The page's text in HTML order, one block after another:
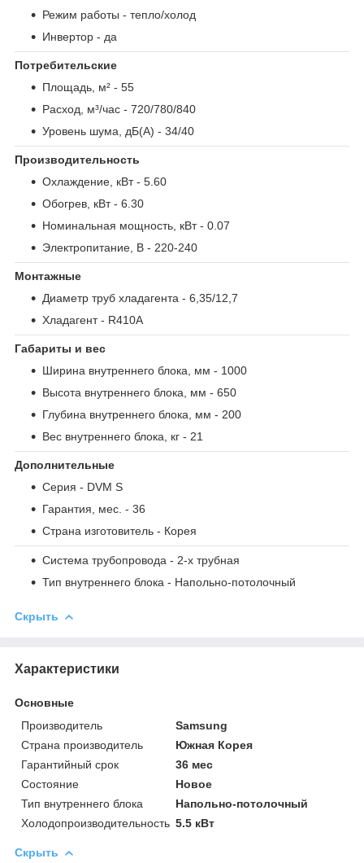
Режим работы - тепло/холод
Инвертор - да
Потребительские
Площадь, м² - 55
Расход, м³/час - 720/780/840
Уровень шума, дБ(А) - 34/40
Производительность
Охлаждение, кВт- 5.60
Обогрев, кВт- 6.30
Номинальная мощность, кВт- 0.07
Электропитание, В - 220-240
Монтажные
Диаметр труб хладагента - 6,35/12,7
Хладагент- R410A
Габариты и вес
Ширина внутреннего блока, мм - 1000
Высота внутреннего блока, мм - 650
Глубина внутреннего блока, мм - 200
Вес внутреннего блока, кг - 21
Дополнительные
Серия - DVM S
Гарантия, мес. - 36
Страна изготовитель - Корея
Система трубопровода - 2-х трубная
Тип внутреннего блока - Напольно-потолочный
Скрыть
Характеристики
Основные
Производитель
Samsung
Страна производитель
Южная Корея
Гарантийный срок
36 мес
Состояние
Новое
Тип внутреннего блока
Напольно-потолочный
Холодопроизводительность 5.5 кВт
Скрыть